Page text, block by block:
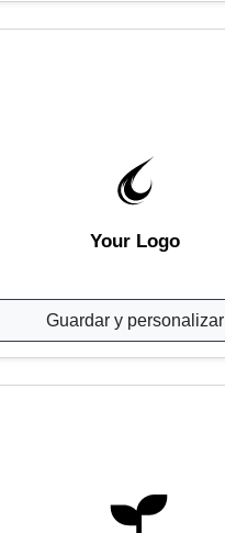
Your Logo
Guardar y personalizar